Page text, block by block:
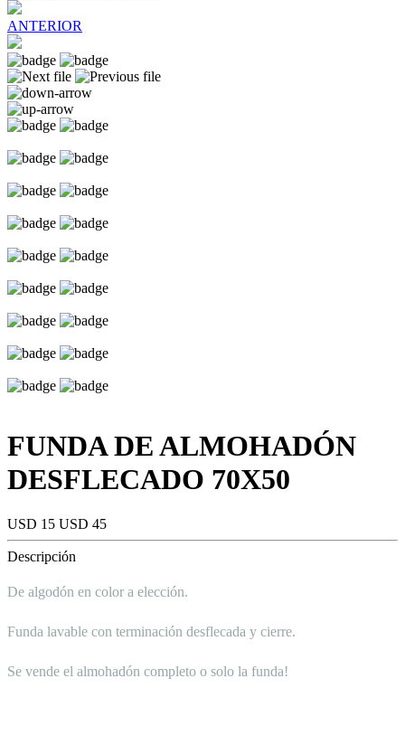
ANTERIOR
FUNDA DE ALMOHADÓN
DESFLECADO 70X50
USD 15 USD 45
Descripción
De algodón en color a elección.
Funda lavable con terminación desflecada y cierre.
Se vende el almohadón completo o solo la funda!